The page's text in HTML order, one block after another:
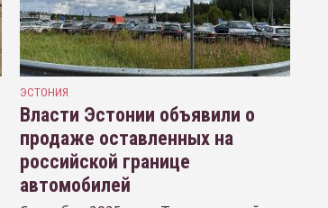
ЭСТОНИЯ
Власти Эстонии объявили о
продаже оставленных на
российской границе
автомобилей